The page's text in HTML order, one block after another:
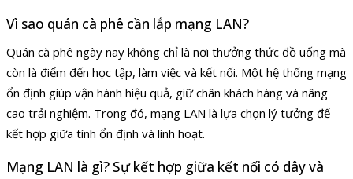
Vì sao quán cà phê cần lắp mạng LAN?
Quán cà phê ngày nay không chỉ là nơi thưởng thức đồ uống mà
còn là điểm đến học tập, làm việc và kết nối. Một hệ thống mạng
ổn định giúp vận hành hiệu quả, giữ chân khách hàng và nâng
cao trải nghiệm. Trong đó, mạng LAN là lựa chọn lý tưởng để
kết hợp giữa tính ổn định và linh hoạt.
Mạng LAN là gì? Sự kết hợp giữa kết nối có dây và